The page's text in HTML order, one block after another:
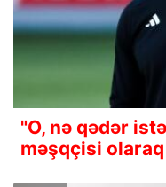
"O, nə qədər
məşqçisi